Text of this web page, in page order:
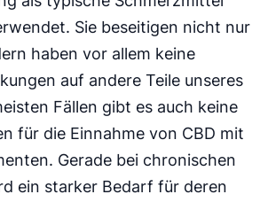
Sie beseitigen nicht nur
haben vor allem keine
auf andere Teile unseres
Fällen gibt es auch keine
für die Einnahme von CBD mit
Gerade bei chronischen
ein starker Bedarf für deren